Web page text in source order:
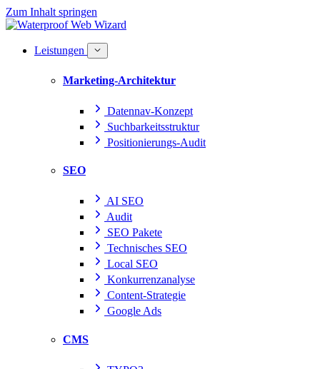
Zum Inhalt springen
Leistungen
Marketing-Architektur
Datennav-Konzept
Suchbarkeitsstruktur
Positionierungs-Audit
SEO
AI SEO
Audit
SEO Pakete
Technisches SEO
Local SEO
Konkurrenzanalyse
Content-Strategie
Google Ads
CMS